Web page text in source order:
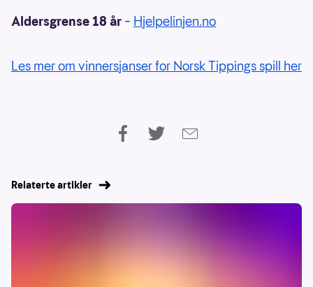
Aldersgrense 18 år – Hjelpelinjen.no
Les mer om vinnersjanser for Norsk Tippings spill her
Relaterte artikler